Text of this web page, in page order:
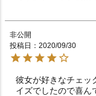
非公開
投稿日
2020/09/30
彼女が好きなチェッ
イズでしたので喜ん